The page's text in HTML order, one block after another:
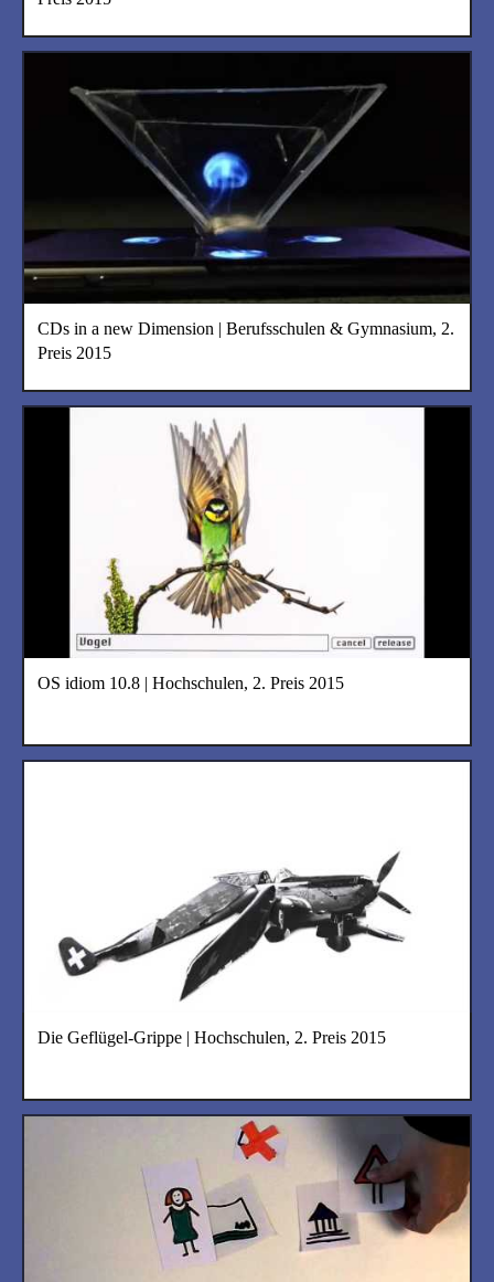
CDs in a new Dimension | Berufsschulen & Gymnasium, 2.
Preis 2015
OS idiom 10.8 | Hochschulen, 2. Preis 2015
Die Geflügel-Grippe | Hochschulen, 2. Preis 2015